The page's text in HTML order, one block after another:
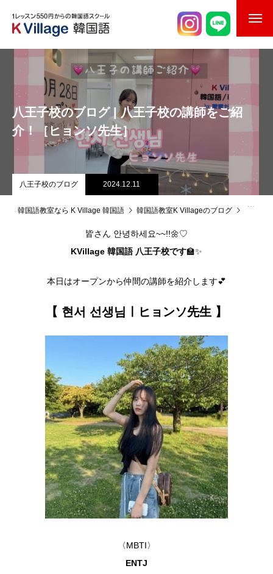
校舎案内
ご入校までの流れ
韓国語講師紹介
スケジュール
K Village韓国留学
八王子校のブログ | 八王子校の講師をご紹
介！［ヒョンソ先生］
八王子校のブログ 2024.12.11
韓国語教室なら K Village 韓国語 韓国語教室K Villageのブログ
皆さん 안녕하세요~~!!🌼♡
KVillage 韓国語 八王子校です🏫✨
本日はオープンから仲間の講師を紹介します💕
【 현서 선생님ㅣヒョンソ先生 】
〈MBTI〉
ENTJ